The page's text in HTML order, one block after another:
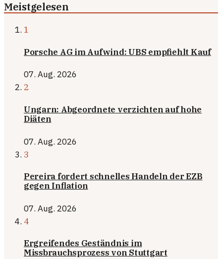
Meistgelesen
1
Porsche AG im Aufwind: UBS empfiehlt Kauf
07. Aug. 2026
2
Ungarn: Abgeordnete verzichten auf hohe
Diäten
07. Aug. 2026
3
Pereira fordert schnelles Handeln der EZB
gegen Inflation
07. Aug. 2026
4
Ergreifendes Geständnis im
Missbrauchsprozess von Stuttgart